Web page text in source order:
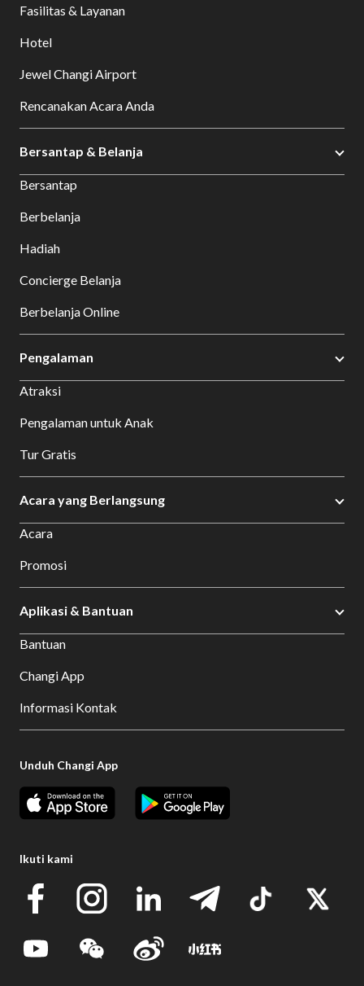
Fasilitas & Layanan
Hotel
Jewel Changi Airport
Rencanakan Acara Anda
Bersantap & Belanja
Bersantap
Berbelanja
Hadiah
Concierge Belanja
Berbelanja Online
Pengalaman
Atraksi
Pengalaman untuk Anak
Tur Gratis
Acara yang Berlangsung
Acara
Promosi
Aplikasi & Bantuan
Bantuan
Changi App
Informasi Kontak
Unduh Changi App
Ikuti kami